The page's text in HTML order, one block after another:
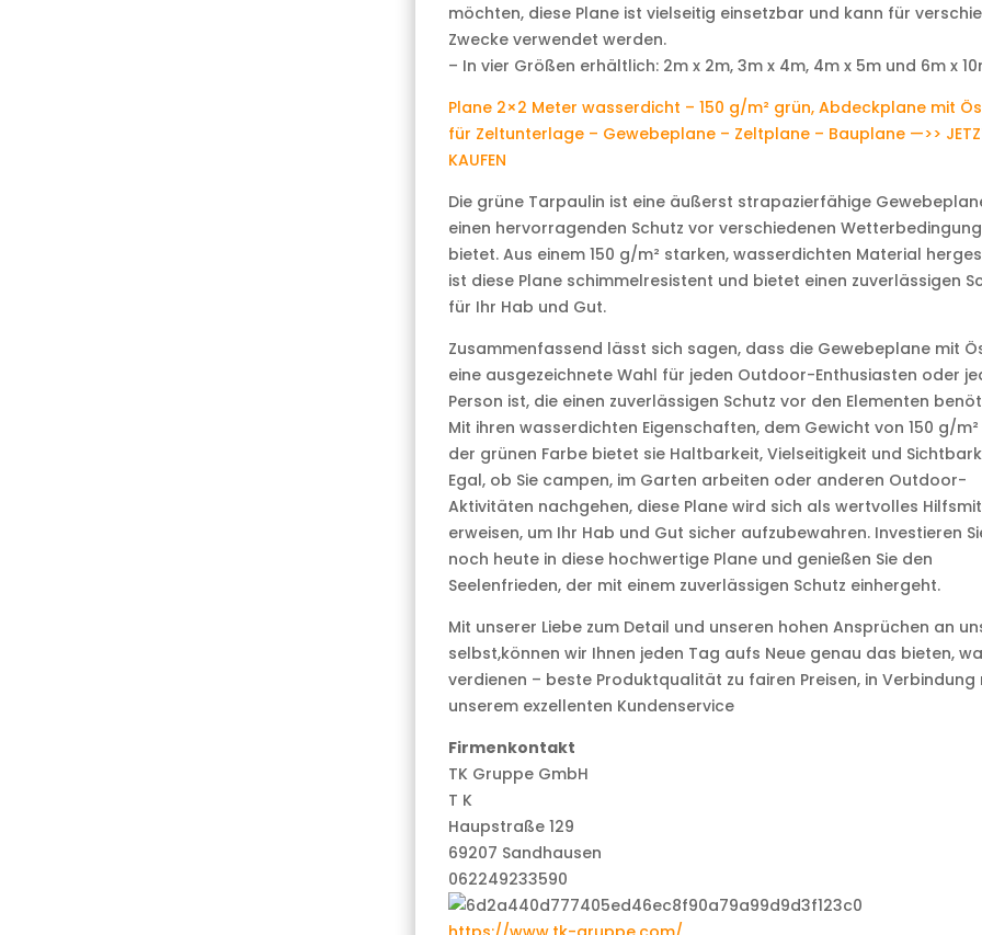
möchten, diese Plane ist vielseitig einsetzbar und kann für
Zwecke verwendet werden.
– In vier Größen erhältlich: 2m x 2m, 3m x 4m, 4m x 5m und 6m x
Plane 2×2 Meter wasserdicht – 150 g/m² grün, Abdeckplane mit
für Zeltunterlage – Gewebeplane – Zeltplane – Bauplane —>>
KAUFEN
Die grüne Tarpaulin ist eine äußerst strapazierfähige
einen hervorragenden Schutz vor verschiedenen
bietet. Aus einem 150 g/m² starken, wasserdichten Material
ist diese Plane schimmelresistent und bietet einen zuverlässigen
für Ihr Hab und Gut.
Zusammenfassend lässt sich sagen, dass die Gewebeplane mit
eine ausgezeichnete Wahl für jeden Outdoor-Enthusiasten oder
Person ist, die einen zuverlässigen Schutz vor den Elementen
Mit ihren wasserdichten Eigenschaften, dem Gewicht von 150 g/
der grünen Farbe bietet sie Haltbarkeit, Vielseitigkeit und
Egal, ob Sie campen, im Garten arbeiten oder anderen Outdoor-
Aktivitäten nachgehen, diese Plane wird sich als wertvolles
erweisen, um Ihr Hab und Gut sicher aufzubewahren. Investieren
noch heute in diese hochwertige Plane und genießen Sie den
Seelenfrieden, der mit einem zuverlässigen Schutz einhergeht.
Mit unserer Liebe zum Detail und unseren hohen Ansprüchen an
selbst,können wir Ihnen jeden Tag aufs Neue genau das bieten,
verdienen – beste Produktqualität zu fairen Preisen, in Verbindung
unserem exzellenten Kundenservice
Firmenkontakt
TK Gruppe GmbH
T K
Haupstraße 129
69207 Sandhausen
062249233590